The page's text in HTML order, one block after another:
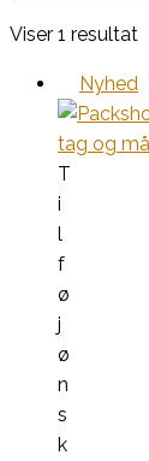
Viser 1 resultat
Nyhed
T
i
l
f
ø
j
ø
n
s
k